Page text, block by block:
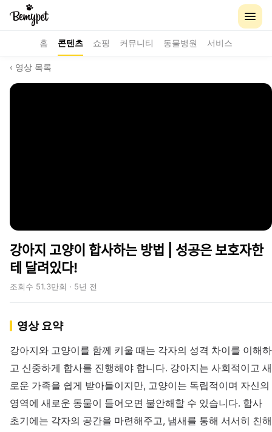
홈 콘텐츠 쇼핑 커뮤니티 동물병원 서비스
‹ 영상 목록
강아지 고양이 합사하는 방법 | 성공은 보호자한
테 달려있다!
조회수 51.3만회 · 5년 전
영상 요약
강아지와 고양이를 함께 키울 때는 각자의 성격 차이를 이해하
고 신중하게 합사를 진행해야 합니다. 강아지는 사회적이고 새
로운 가족을 쉽게 받아들이지만, 고양이는 독립적이며 자신의
영역에 새로운 동물이 들어오면 불안해할 수 있습니다. 합사
초기에는 각자의 공간을 마련해주고, 냄새를 통해 서서히 친해